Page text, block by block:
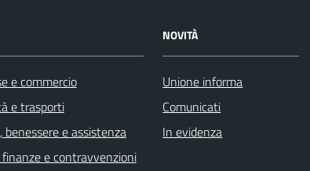
e commercio
e trasporti
benessere e assistenza
finanze e contravvenzioni
NOVITÀ
Unione informa
Comunicati
In evidenza